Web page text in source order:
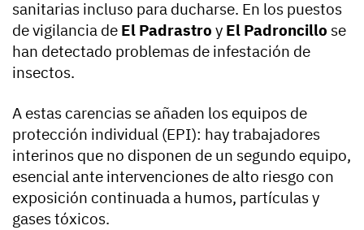
sanitarias incluso para ducharse. En los puestos
de vigilancia de El Padrastro y El Padroncillo se
han detectado problemas de infestación de
insectos.
A estas carencias se añaden los equipos de
protección individual (EPI): hay trabajadores
interinos que no disponen de un segundo equipo,
esencial ante intervenciones de alto riesgo con
exposición continuada a humos, partículas y
gases tóxicos.